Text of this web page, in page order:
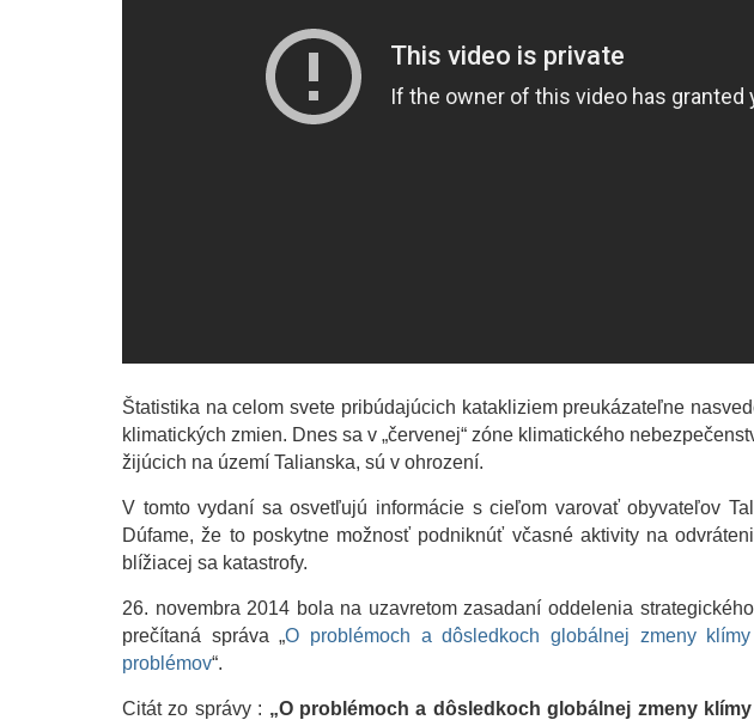
Štatistika na celom svete pribúdajúcich katakliziem preukázateľne
klimatických zmien. Dnes sa v „červenej“ zóne klimatického
žijúcich na území Talianska, sú v ohrození.
V tomto vydaní sa osvetľujú informácie s cieľom varovať obyvateľov
Dúfame, že to poskytne možnosť podniknúť včasné aktivity na
blížiacej sa katastrofy.
26. novembra 2014 bola na uzavretom zasadaní oddelenia
prečítaná správa „O problémoch a dôsledkoch globálnej zmeny
problémov“.
Citát zo správy : „O problémoch a dôsledkoch globálnej zmeny